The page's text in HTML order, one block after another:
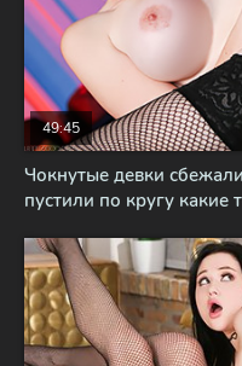
Чокнутые девки
пустили по кругу какие
49:45